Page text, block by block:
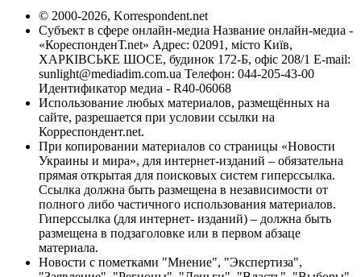
© 2000-2026, Korrespondent.net
Субъект в сфере онлайн-медиа Название онлайн-медиа -
«КореспонденТ.net» Адрес: 02091, місто Київ,
ХАРКІВСЬКЕ ШОСЕ, будинок 172-Б, офіс 208/1 E-mail:
sunlight@mediadim.com.ua Телефон: 044-205-43-00
Идентификатор медиа - R40-06068
Использование любых материалов, размещённых на
сайте, разрешается при условии ссылки на
Корреспондент.net.
При копировании материалов со страницы «Новости
Украины и мира», для интернет-изданий – обязательна
прямая открытая для поисковых систем гиперссылка.
Ссылка должна быть размещена в независимости от
полного либо частичного использования материалов.
Гиперссылка (для интернет- изданий) – должна быть
размещена в подзаголовке или в первом абзаце
материала.
Новости с пометками "Мнение", "Экспертиза",